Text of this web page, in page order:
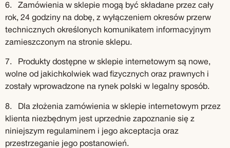
6. Zamówienia w sklepie mogą być składane przez cały
rok, 24 godziny na dobę, z wyłączeniem okresów przerw
technicznych określonych komunikatem informacyjnym
zamieszczonym na stronie sklepu.
7. Produkty dostępne w sklepie internetowym są nowe,
wolne od jakichkolwiek wad fizycznych oraz prawnych i
zostały wprowadzone na rynek polski w legalny sposób.
8. Dla złożenia zamówienia w sklepie internetowym przez
klienta niezbędnym jest uprzednie zapoznanie się z
niniejszym regulaminem i jego akceptacja oraz
przestrzeganie jego postanowień.